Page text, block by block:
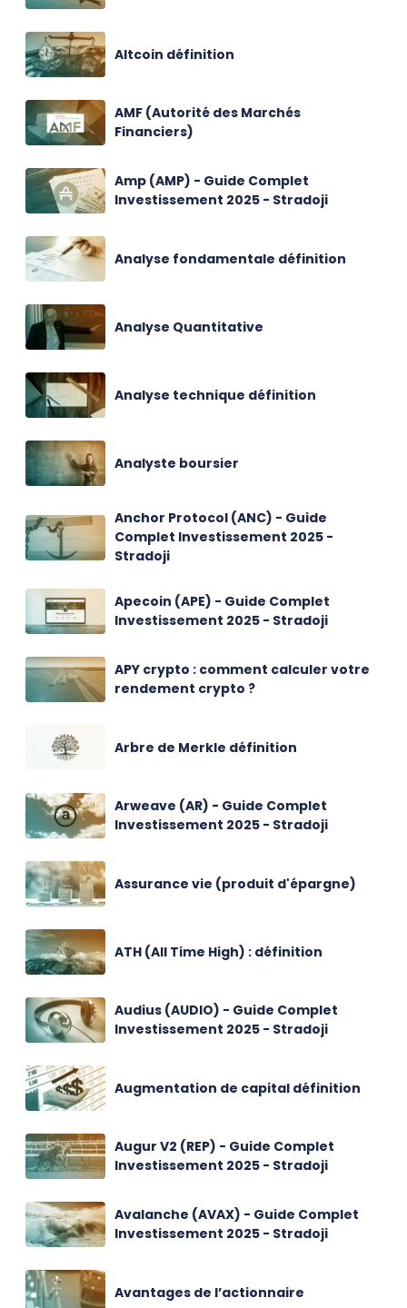
Altcoin définition
AMF (Autorité des Marchés
Financiers)
Amp (AMP) - Guide Complet
Investissement 2025 - Stradoji
Analyse fondamentale définition
Analyse Quantitative
Analyse technique définition
Analyste boursier
Anchor Protocol (ANC) - Guide
Complet Investissement 2025 -
Stradoji
Apecoin (APE) - Guide Complet
Investissement 2025 - Stradoji
APY crypto : comment calculer votre
rendement crypto ?
Arbre de Merkle définition
Arweave (AR) - Guide Complet
Investissement 2025 - Stradoji
Assurance vie (produit d'épargne)
ATH (All Time High) : définition
Audius (AUDIO) - Guide Complet
Investissement 2025 - Stradoji
Augmentation de capital définition
Augur V2 (REP) - Guide Complet
Investissement 2025 - Stradoji
Avalanche (AVAX) - Guide Complet
Investissement 2025 - Stradoji
Avantages de l’actionnaire